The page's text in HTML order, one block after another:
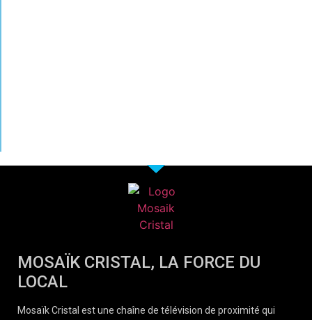
MOSAÏK CRISTAL, LA FORCE DU
LOCAL
Mosaïk Cristal est une chaîne de télévision de proximité qui